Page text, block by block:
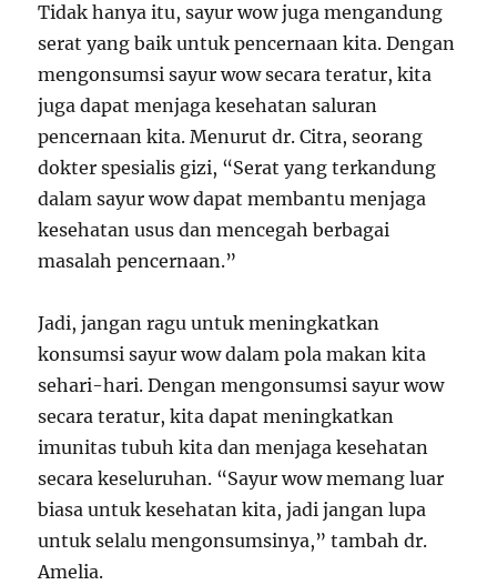
Tidak hanya itu, sayur wow juga mengandung
serat yang baik untuk pencernaan kita. Dengan
mengonsumsi sayur wow secara teratur, kita
juga dapat menjaga kesehatan saluran
pencernaan kita. Menurut dr. Citra, seorang
dokter spesialis gizi, “Serat yang terkandung
dalam sayur wow dapat membantu menjaga
kesehatan usus dan mencegah berbagai
masalah pencernaan.”
Jadi, jangan ragu untuk meningkatkan
konsumsi sayur wow dalam pola makan kita
sehari-hari. Dengan mengonsumsi sayur wow
secara teratur, kita dapat meningkatkan
imunitas tubuh kita dan menjaga kesehatan
secara keseluruhan. “Sayur wow memang luar
biasa untuk kesehatan kita, jadi jangan lupa
untuk selalu mengonsumsinya,” tambah dr.
Amelia.